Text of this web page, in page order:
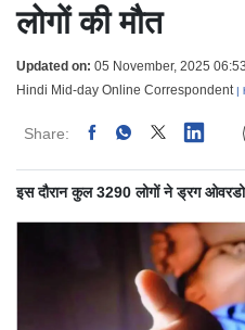
लोगों की मौत
Updated on: 05 November, 2025
Hindi Mid-day Online Correspondent |
Share: Linked
इस दौरान कुल 3290 लोगों ने ड्रग